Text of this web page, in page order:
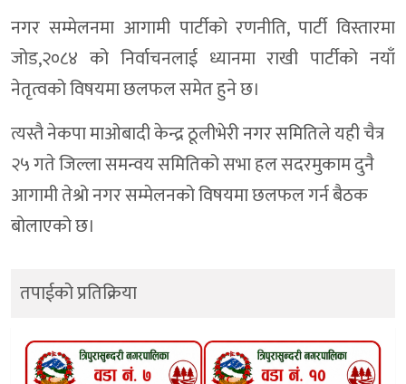
नगर सम्मेलनमा आगामी पार्टीको रणनीति, पार्टी विस्तारमा
जोड,२०८४ को निर्वाचनलाई ध्यानमा राखी पार्टीको नयाँ
नेतृत्वको विषयमा छलफल समेत हुने छ।
त्यस्तै नेकपा माओबादी केन्द्र ठूलीभेरी नगर समितिले यही चैत्र
२५ गते जिल्ला समन्वय समितिको सभा हल सदरमुकाम दुनै
आगामी तेश्रो नगर सम्मेलनको विषयमा छलफल गर्न बैठक
बोलाएको छ।
तपाईको प्रतिक्रिया